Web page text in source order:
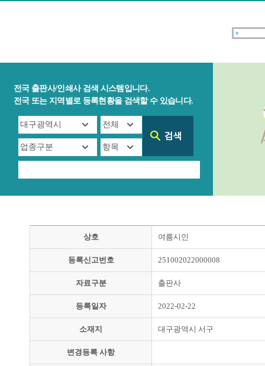
전국 출판사/인쇄사 검색 시스템입니다.
전국 또는 지역별로 등록현황을 검색할 수 있습니다.
상호 여름시인
등록신고번호 251002022000008
자료구분 출판사
등록일자 2022-02-22
소재지 대구광역시 서구
변경등록 사항